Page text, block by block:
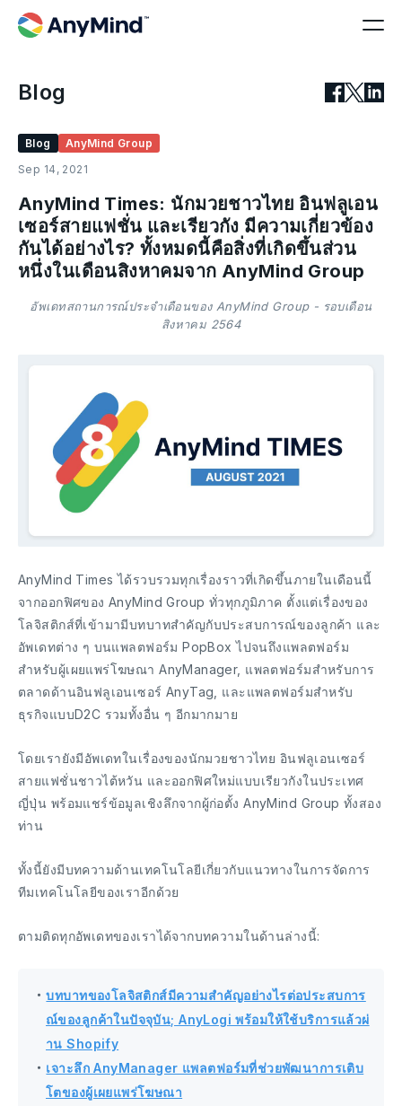
Blog
Blog
AnyMind Group
Sep 14, 2021
AnyMind Times: นักมวยชาวไทย อินฟลูเอน
เซอร์สายแฟชั่น และเรียวกัง มีความเกี่ยวข้อง
กันได้อย่างไร? ทั้งหมดนี้คือสิ่งที่เกิดขึ้นส่วน
หนึ่งในเดือนสิงหาคมจาก AnyMind Group
อัพเดทสถานการณ์ประจำเดือนของ AnyMind Group - รอบเดือน
สิงหาคม 2564
AnyMind Times ได้รวบรวมทุกเรื่องราวที่เกิดขึ้นภายในเดือนนี้
จากออกฟิศของ AnyMind Group ทั่วทุกภูมิภาค ตั้งแต่เรื่องของ
โลจิสติกส์ที่เข้ามามีบทบาทสำคัญกับประสบการณ์ของลูกค้า และ
อัพเดทต่าง ๆ บนแพลตฟอร์ม PopBox ไปจนถึงแพลตฟอร์ม
สำหรับผู้เผยแพร่โฆษณา AnyManager, แพลตฟอร์มสำหรับการ
ตลาดด้านอินฟลูเอนเซอร์ AnyTag, และแพลตฟอร์มสำหรับ
ธุรกิจแบบD2C รวมทั้งอื่น ๆ อีกมากมาย
โดยเรายังมีอัพเดทในเรื่องของนักมวยชาวไทย อินฟลูเอนเซอร์
สายแฟชั่นชาวไต้หวัน และออกฟิศใหม่แบบเรียวกังในประเทศ
ญี่ปุ่น พร้อมแชร์ข้อมูลเชิงลึกจากผู้ก่อตั้ง AnyMind Group ทั้งสอง
ท่าน
ทั้งนี้ยังมีบทความด้านเทคโนโลยีเกี่ยวกับแนวทางในการจัดการ
ทีมเทคโนโลยีของเราอีกด้วย
ตามติดทุกอัพเดทของเราได้จากบทความในด้านล่างนี้:
・บทบาทของโลจิสติกส์มีความสำคัญอย่างไรต่อประสบการ
ณ์ของลูกค้าในปัจจุบัน; AnyLogi พร้อมให้ใช้บริการแล้วผ่
าน Shopify
・ เจาะลึก AnyManager แพลตฟอร์มที่ช่วยพัฒนาการเติบ
โตของผู้เผยแพร่โฆษณา